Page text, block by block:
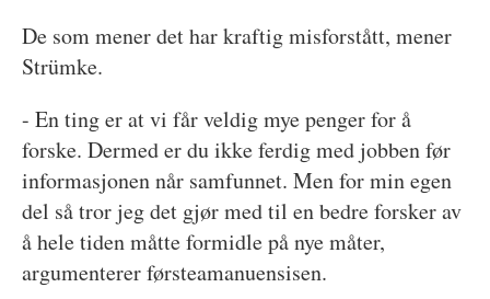
De som mener det har kraftig misforstått, mener
Strümke.
- En ting er at vi får veldig mye penger for å
forske. Dermed er du ikke ferdig med jobben før
informasjonen når samfunnet. Men for min egen
del så tror jeg det gjør med til en bedre forsker av
å hele tiden måtte formidle på nye måter,
argumenterer førsteamanuensisen.